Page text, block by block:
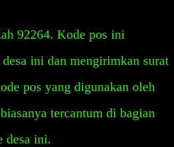
92264. Kode pos ini
ini dan mengirimkan surat
pos yang digunakan oleh
tercantum di bagian
desa ini.